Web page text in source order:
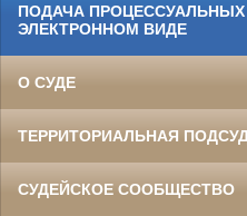
ПОДАЧА
ЭЛЕКТРОННОМ ВИДЕ
О СУДЕ
ТЕРРИТОРИАЛЬНАЯ
СУДЕЙСКОЕ СООБЩЕСТВО